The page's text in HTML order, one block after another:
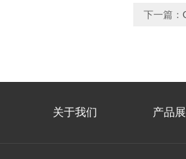
下一篇：
关于我们 产品